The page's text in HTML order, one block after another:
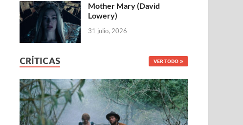
Mother Mary (David
Lowery)
31 julio, 2026
CRÍTICAS VER TODO